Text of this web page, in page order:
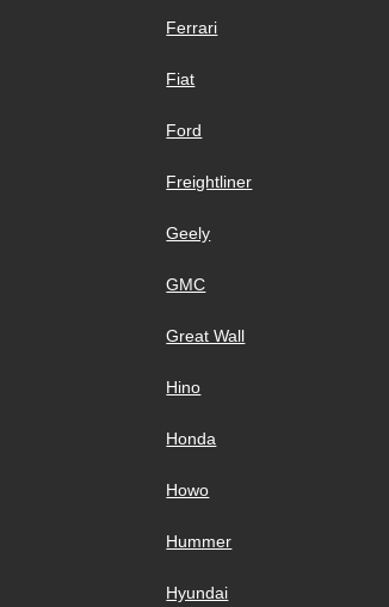
Ferrari
Fiat
Ford
Freightliner
Geely
GMC
Great Wall
Hino
Honda
Howo
Hummer
Hyundai